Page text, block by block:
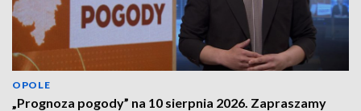
OPOLE
„Prognoza pogody” na 10 sierpnia 2026. Zapraszamy